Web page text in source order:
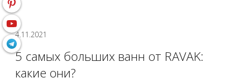
4.11.2021
5 самых больших ванн от RAVAK:
какие они?